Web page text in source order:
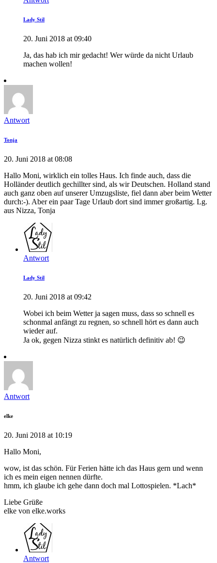
Lady Stil
20. Juni 2018 at 09:40
Ja, das hab ich mir gedacht! Wer würde da nicht Urlaub
machen wollen!
Antwort
Tonja
20. Juni 2018 at 08:08
Hallo Moni, wirklich ein tolles Haus. Ich finde auch, dass die
Holländer deutlich gechillter sind, als wir Deutschen. Holland stand
auch ganz oben auf unserer Umzugsliste, fiel dann aber beim Wetter
durch:-). Aber ein paar Tage Urlaub dort sind immer großartig. Lg.
aus Nizza, Tonja
Antwort
Lady Stil
20. Juni 2018 at 09:42
Wobei ich beim Wetter ja sagen muss, dass so schnell es
schonmal anfängt zu regnen, so schnell hört es dann auch
wieder auf.
Ja ok, gegen Nizza stinkt es natürlich definitiv ab! 😉
Antwort
elke
20. Juni 2018 at 10:19
Hallo Moni,
wow, ist das schön. Für Ferien hätte ich das Haus gern und wenn
ich es mein eigen nennen dürfte.
hmm, ich glaube ich gehe dann doch mal Lottospielen. *Lach*
Liebe Grüße
elke von elke.works
Antwort